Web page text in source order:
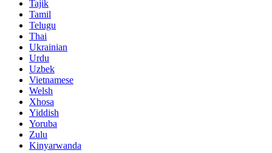
Tajik
Tamil
Telugu
Thai
Ukrainian
Urdu
Uzbek
Vietnamese
Welsh
Xhosa
Yiddish
Yoruba
Zulu
Kinyarwanda